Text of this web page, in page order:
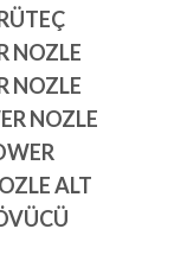
NOZLE
NOZLE
NOZLE
ALT